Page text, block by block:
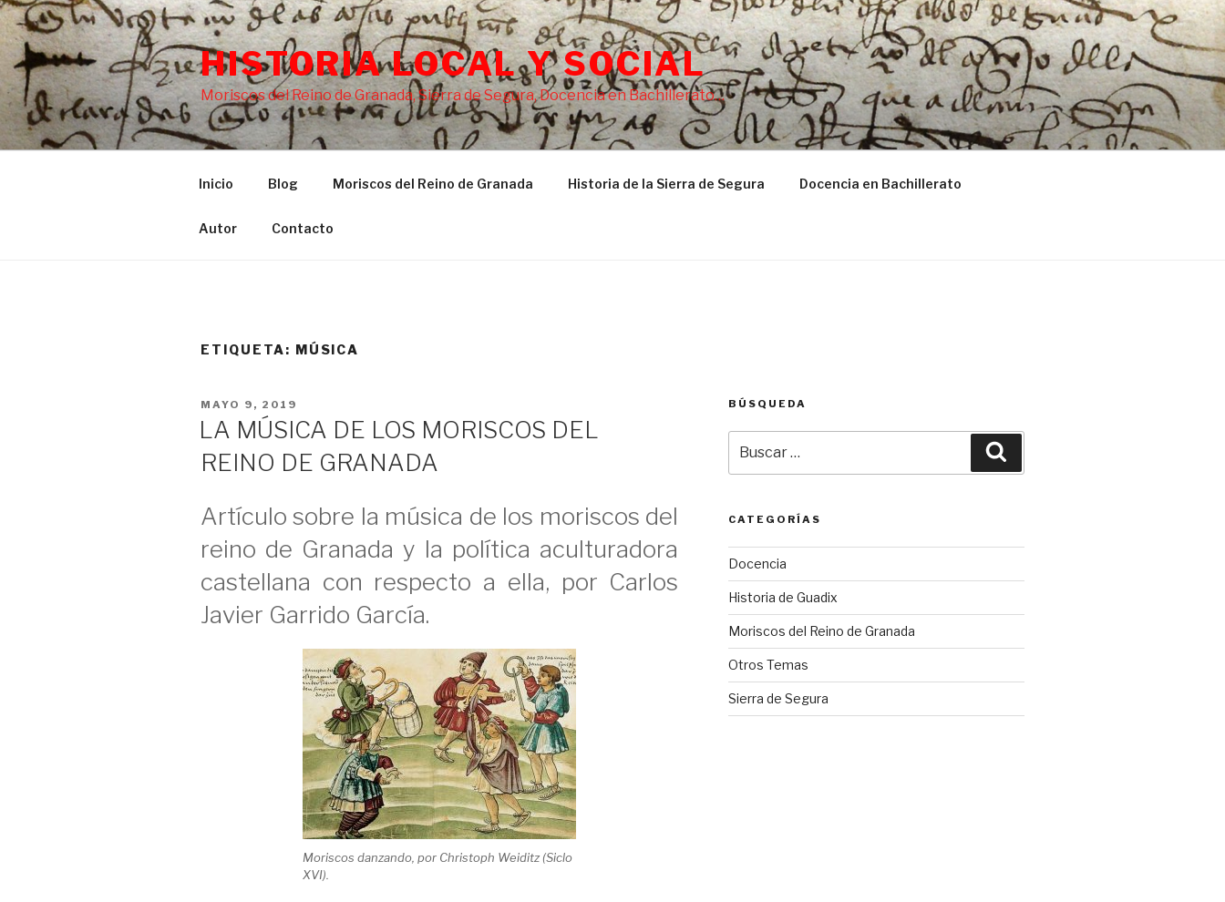
Saltar
al
contenido
HISTORIA LOCAL Y SOCIAL
Moriscos del Reino de Granada, Sierra de Segura, Docencia en Bachillerato…
Inicio Blog Moriscos del Reino de Granada Historia de la Sierra de Segura Docencia en Bachillerato
Autor Contacto
ETIQUETA: MÚSICA
PUBLICADO
MAYO 9, 2019
LA MÚSICA DE LOS MORISCOS DEL
REINO DE GRANADA
Artículo sobre la música de los moriscos del
reino de Granada y la política aculturadora
castellana con respecto a ella, por Carlos
Javier Garrido García.
Moriscos danzando, por Christoph Weiditz (Siclo
XVI).
BÚSQUEDA
por:
CATEGORÍAS
Docencia
Historia de Guadix
Moriscos del Reino de Granada
Otros Temas
Sierra de Segura